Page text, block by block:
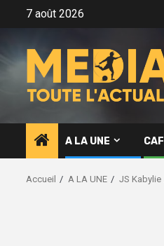
7 août 2026
A LA UNE CAF
Accueil A LA UNE JS Kabylie